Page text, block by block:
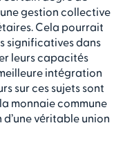
gestion collective
Cela pourrait
significatives dans
leurs capacités
intégration
sur ces sujets sont
monnaie commune
véritable union